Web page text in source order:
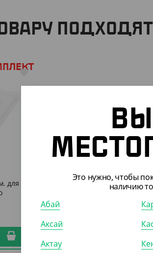
ПОДХОДЯТ
для
Это нужно, чтобы
наличию
Абай
Аксай
Актау